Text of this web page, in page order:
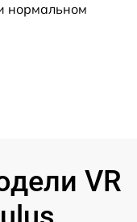
нормальном
VR